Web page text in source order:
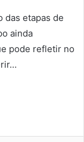
das etapas de
ainda
pode refletir no